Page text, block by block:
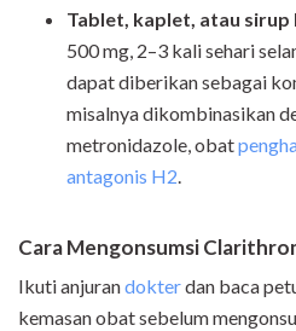
Tablet, kaplet, atau sirup
500 mg, 2–3 kali sehari
dapat diberikan sebagai
misalnya dikombinasikan
metronidazole, obat
antagonis H2.
Cara Mengonsumsi
Ikuti anjurandokterdan baca
kemasan obat sebelum